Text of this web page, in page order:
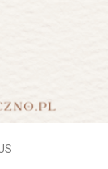
brightness_low